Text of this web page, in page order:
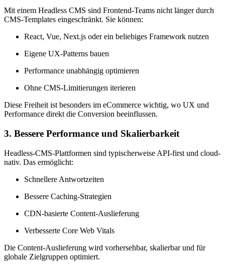
Mit einem Headless CMS sind Frontend-Teams nicht länger durch
CMS-Templates eingeschränkt. Sie können:
React, Vue, Next.js oder ein beliebiges Framework nutzen
Eigene UX-Patterns bauen
Performance unabhängig optimieren
Ohne CMS-Limitierungen iterieren
Diese Freiheit ist besonders im eCommerce wichtig, wo UX und
Performance direkt die Conversion beeinflussen.
3. Bessere Performance und Skalierbarkeit
Headless-CMS-Plattformen sind typischerweise API-first und cloud-
nativ. Das ermöglicht:
Schnellere Antwortzeiten
Bessere Caching-Strategien
CDN-basierte Content-Auslieferung
Verbesserte Core Web Vitals
Die Content-Auslieferung wird vorhersehbar, skalierbar und für
globale Zielgruppen optimiert.